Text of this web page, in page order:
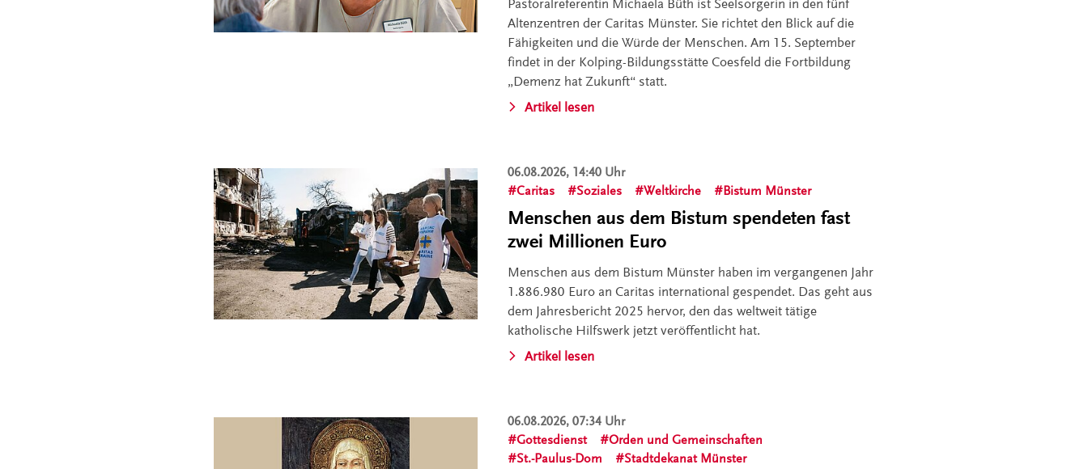
Pastoralreferentin Michaela Büth ist Seelsorgerin in den fünf
Altenzentren der Caritas Münster. Sie richtet den Blick auf die
Fähigkeiten und die Würde der Menschen. Am 15. September
findet in der Kolping-Bildungsstätte Coesfeld die Fortbildung
„Demenz hat Zukunft“ statt.
Artikel lesen
06.08.2026, 14:40 Uhr
Caritas
Soziales Weltkirche Bistum Münster
Menschen aus dem Bistum spendeten fast
zwei Millionen Euro
Menschen aus dem Bistum Münster haben im vergangenen Jahr
1.886.980 Euro an Caritas international gespendet. Das geht aus
dem Jahresbericht 2025 hervor, den das weltweit tätige
katholische Hilfswerk jetzt veröffentlicht hat.
Artikel lesen
06.08.2026, 07:34 Uhr
Gottesdienst
Orden und Gemeinschaften
St.-Paulus-Dom
Stadtdekanat Münster